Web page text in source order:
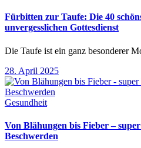
Fürbitten zur Taufe: Die 40
unvergesslichen Gottesdienst
Die Taufe ist ein ganz besonderer
28. April 2025
Gesundheit
Von Blähungen bis Fieber –
Beschwerden